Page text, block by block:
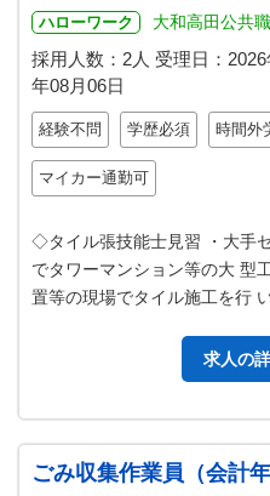
ハローワーク 大和高田公共
採用人数：2人 受理日：
年08月06日
経験不問 学歴必須 時間外
マイカー通勤可
◇タイル張技能士見習 ・大手
でタワーマンション等の大 型
置等の現場でタイル施工を行
求人の
ごみ収集作業員（会計